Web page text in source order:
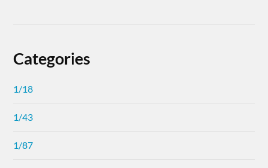
Categories
1/18
1/43
1/87